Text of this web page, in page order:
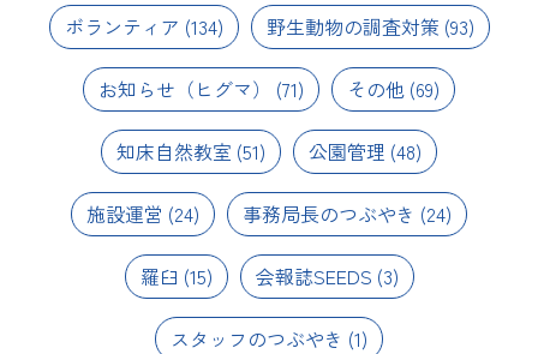
ボランティア (134) 野生動物の調査対策 (93)
お知らせ（ヒグマ） (71) その他 (69)
知床自然教室 (51) 公園管理 (48)
施設運営 (24) 事務局長のつぶやき (24)
羅臼 (15) 会報誌SEEDS (3)
スタッフのつぶやき (1)